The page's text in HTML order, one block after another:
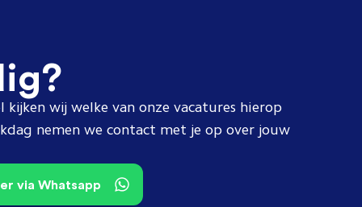
kijken wij welke van onze vacatures hierop
nemen we contact met je op over jouw
via Whatsapp